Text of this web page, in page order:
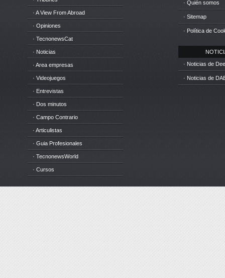
· A View From Abroad
· Opiniones
· TecnonewsCat
· Noticias
· Area empresas
· Videojuegos
· Entrevistas
· Dos minutos
· Campo Contrario
· Articulistas
· Guia Profesionales
· TecnonewsWorld
· Cursos
· Quién somos
· Sitemap
· Política de
· Noticias de
· Noticias de